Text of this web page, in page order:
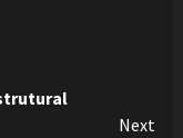
Next